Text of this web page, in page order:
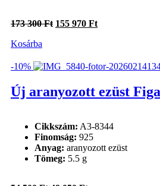
173 300Ft Original
300 Ft.
155 970 FtCurrent
970 Ft.
Kosárba
-10%
Új aranyozott ezüst
Cikkszám: A3-8344
Finomság: 925
Anyag: aranyozott ezüst
Tömeg: 5.5 g